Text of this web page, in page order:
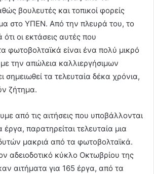
βουλευτές και τοπικοί φορείς
στο ΥΠΕΝ. Από την πλευρά του, το
οι εκτάσεις αυτές που
φωτοβολταϊκά είναι ένα πολύ μικρό
την απώλεια καλλιεργήσιμων
σημειωθεί τα τελευταία δέκα χρόνια,
ζήτημα.
από τις αιτήσεις που υποβάλλονται
έργα, παρατηρείται τελευταία μια
μακριά από τα φωτοβολταϊκά.
αδειοδοτικό κύκλο Οκτωβρίου της
αιτήματα για 165 έργα, από τα